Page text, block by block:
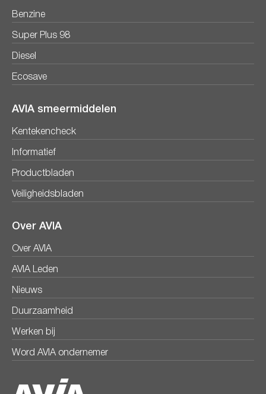
Benzine
Super Plus 98
Diesel
Ecosave
AVIA smeermiddelen
Kentekencheck
Informatief
Productbladen
Veiligheidsbladen
Over AVIA
Over AVIA
AVIA Leden
Nieuws
Duurzaamheid
Werken bij
Word AVIA ondernemer